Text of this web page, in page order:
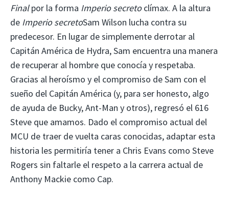
Finalpor la forma Imperio secretoclímax. A la altura
de Imperio secretoSam Wilson lucha contra su
predecesor. En lugar de simplemente derrotar al
Capitán América de Hydra, Sam encuentra una manera
de recuperar al hombre que conocía y respetaba.
Gracias al heroísmo y el compromiso de Sam con el
sueño del Capitán América (y, para ser honesto, algo
de ayuda de Bucky, Ant-Man y otros), regresó el 616
Steve que amamos. Dado el compromiso actual del
MCU de traer de vuelta caras conocidas, adaptar esta
historia les permitiría tener a Chris Evans como Steve
Rogers sin faltarle el respeto a la carrera actual de
Anthony Mackie como Cap.